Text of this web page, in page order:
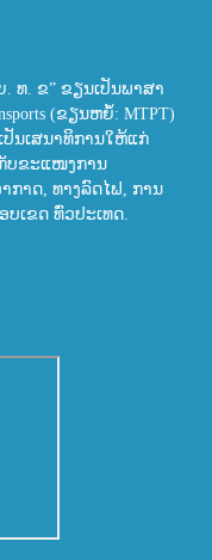
ທ. ຂ” ຂຽນເປັນພາສາ
(ຂຽນຫຍໍ້: MTPT)
ນເສນາທິການໃຫ້ແກ່
ບຂະແໜງການ
ກາດ, ທາງລົດໄຟ, ການ
ບເຂດ ທົ່ວປະເທດ.